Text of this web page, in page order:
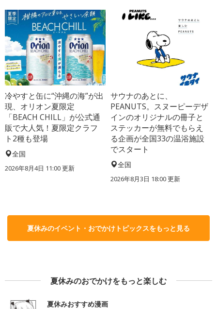
冷やすと缶に“沖縄の海”が出
現、オリオン夏限定
「BEACH CHILL」が公式通
販で大人気！夏限定クラフ
ト2種も登場
全国
2026年8月4日 11:00更新
サウナのあとに、
PEANUTS。スヌーピーデザ
インのオリジナルの冊子と
ステッカーが無料でもらえ
る企画が全国33の温浴施設
でスタート
全国
2026年8月3日 18:00更新
夏休みのイベント・おでかけトピックスをもっと見る
夏休みのおでかけをもっと楽しむ
夏休みおすすめ漫画